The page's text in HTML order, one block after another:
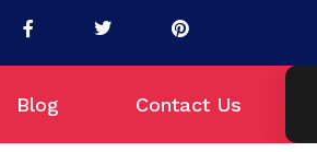
Blog Contact Us